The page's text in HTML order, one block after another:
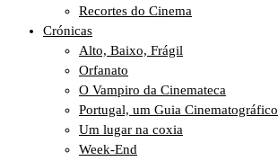
Recortes do Cinema
Crónicas
Alto, Baixo, Frágil
Orfanato
O Vampiro da Cinemateca
Portugal, um Guia Cinematográfico
Um lugar na coxia
Week-End